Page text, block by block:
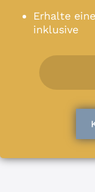
Erhalte
inklusive